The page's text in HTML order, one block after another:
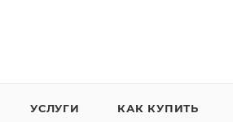
УСЛУГИ КАК КУПИТЬ